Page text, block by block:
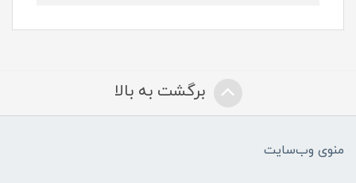
برگشت به بالا
منوی وب‌سایت